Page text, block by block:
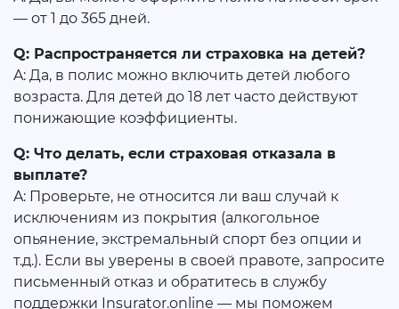
— от 1 до 365 дней.
Q: Распространяется ли страховка на детей?
A: Да, в полис можно включить детей любого
возраста. Для детей до 18 лет часто действуют
понижающие коэффициенты.
Q: Что делать, если страховая отказала в
выплате?
A: Проверьте, не относится ли ваш случай к
исключениям из покрытия (алкогольное
опьянение, экстремальный спорт без опции и
т.д.). Если вы уверены в своей правоте, запросите
письменный отказ и обратитесь в службу
поддержки Insurator.online — мы поможем